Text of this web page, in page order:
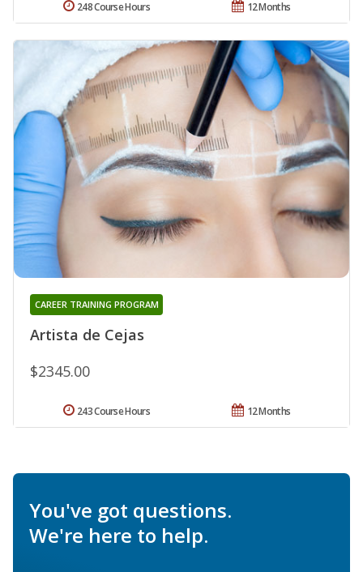
12 Months
248 Course Hours
Artista de Cejas
CAREER TRAINING PROGRAM
$2345.00
12 Months
243 Course Hours
You've got questions.
We're here to help.